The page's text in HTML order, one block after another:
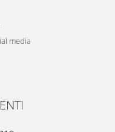
media